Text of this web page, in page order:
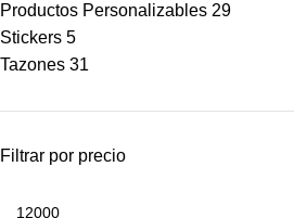
Productos Personalizables 29
Stickers 5
Tazones 31
Filtrar por precio